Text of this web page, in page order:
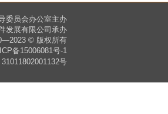
委员会办公室主办
发展有限公司承办
© 版权所有
备15006081号-1
号